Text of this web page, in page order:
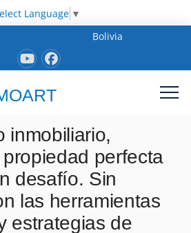
Language ▼
Bolivia
inmobiliario,
perfecta
desafío. Sin
las herramientas
estrategias de